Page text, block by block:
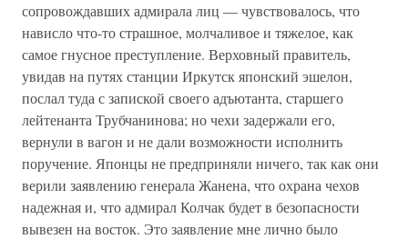
сопровождавших адмирала лиц — чувствовалось, что
нависло что-то страшное, молчаливое и тяжелое, как
самое гнусное преступление. Верховный правитель,
увидав на путях станции Иркутск японский эшелон,
послал туда с запиской своего адъютанта, старшего
лейтенанта Трубчанинова; но чехи задержали его,
вернули в вагон и не дали возможности исполнить
поручение. Японцы не предприняли ничего, так как они
верили заявлению генерала Жанена, что охрана чехов
надежная и, что адмирал Колчак будет в безопасности
вывезен на восток. Это заявление мне лично было